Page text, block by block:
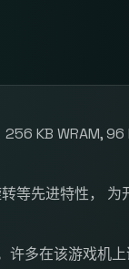
KB WRAM, 96
等先进特性，
多在该游戏机